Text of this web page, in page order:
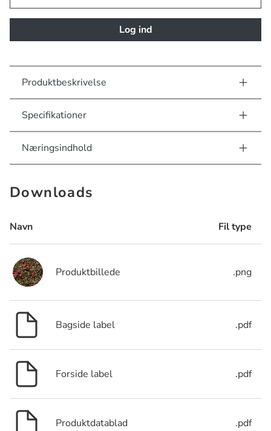
Log ind
Produktbeskrivelse
Specifikationer
Næringsindhold
Downloads
Navn Fil type
Produktbillede .png
Bagside label .pdf
Forside label .pdf
Produktdatablad .pdf